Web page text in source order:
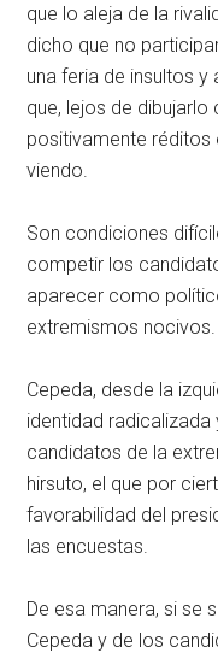
que lo aleja de la
dicho que no
una feria de insultos
que, lejos de dibujarlo
positivamente
viendo.
Son condiciones
competir los
aparecer como
extremismos nocivos.
Cepeda, desde la
identidad
candidatos de la
hirsuto, el que por
favorabilidad del
las encuestas.
De esa manera, si se
Cepeda y de los